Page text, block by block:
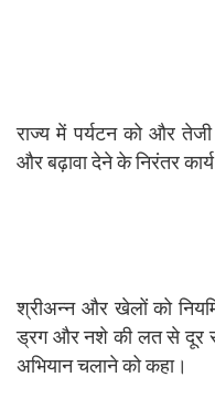
राज्य में पर्यटन को और
और बढ़ावा देने के निरंतर
श्रीअन्न और खेलों को
ड्रग और नशे की लत से दूर
अभियान चलाने को कहा।